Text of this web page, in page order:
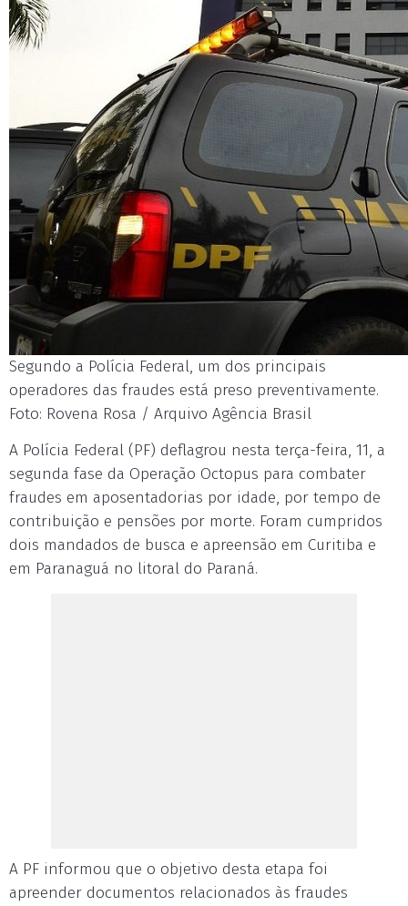
Segundo a Polícia Federal, um dos principais
operadores das fraudes está preso preventivamente.
Foto: Rovena Rosa / Arquivo Agência Brasil
A Polícia Federal (PF) deflagrou nesta terça-feira, 11, a
segunda fase da Operação Octopus para combater
fraudes em aposentadorias por idade, por tempo de
contribuição e pensões por morte. Foram cumpridos
dois mandados de busca e apreensão em Curitiba e
em Paranaguá no litoral do Paraná.
A PF informou que o objetivo desta etapa foi
apreender documentos relacionados às fraudes